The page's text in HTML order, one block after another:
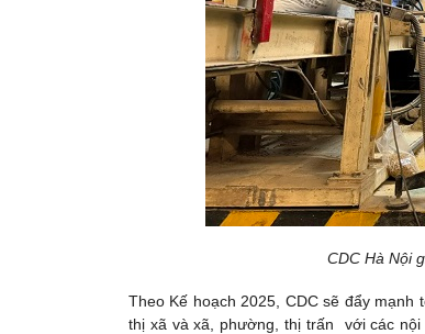
CDC Hà Nội
Theo Kế hoạch 2025, CDC sẽ đẩy mạnh
thị xã và xã, phường, thị trấn với các